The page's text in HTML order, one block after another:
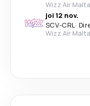
Wizz Air Malta
joi 12 nov.
SCV-CRL·
Wizz Air Malta